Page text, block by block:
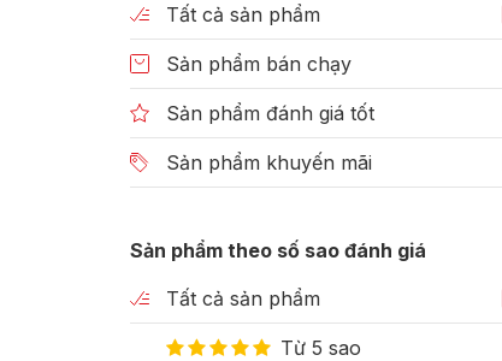
Tất cả sản phẩm
Sản phẩm bán chạy
Sản phẩm đánh giá tốt
Sản phẩm khuyến mãi
Sản phẩm theo số sao đánh giá
Tất cả sản phẩm
Từ 5 sao